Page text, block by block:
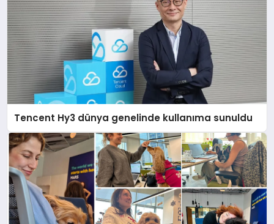
Tencent Hy3 dünya genelinde kullanıma sunuldu